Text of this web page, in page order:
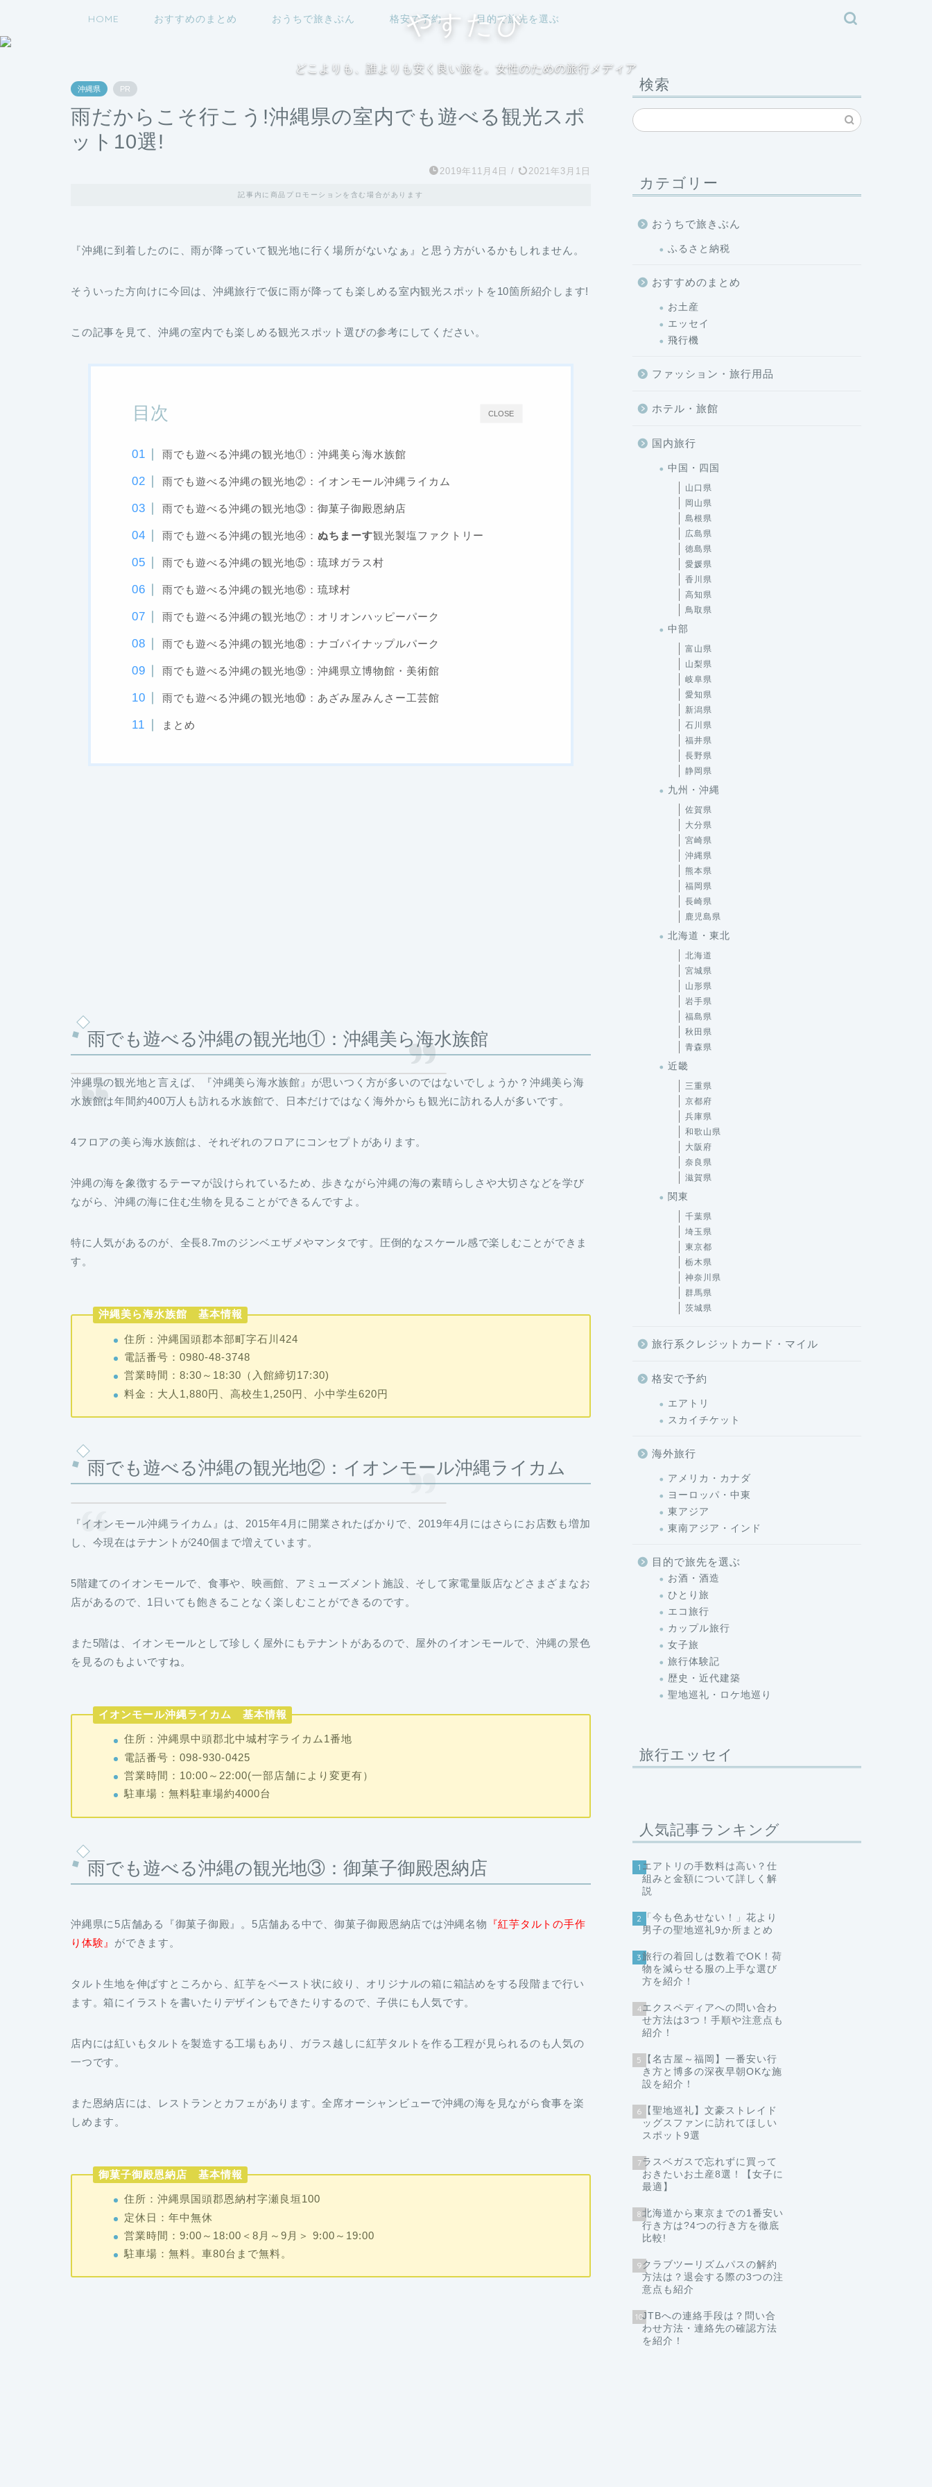
HOME おすすめのまとめ おうちで旅きぶん 格安で予約 目的で旅先を選ぶ
やすたび
どこよりも、誰よりも安く良い旅を。女性のための旅行メディア
沖縄県 PR
雨だからこそ行こう!沖縄県の室内でも遊べる観光スポ
ット10選!
2019年11月4日 / 2021年3月1日
記事内に商品プロモーションを含む場合があります
『沖縄に到着したのに、雨が降っていて観光地に行く場所がないなぁ』と思う方がいるかもしれません。
そういった方向けに今回は、沖縄旅行で仮に雨が降っても楽しめる室内観光スポットを10箇所紹介します!
この記事を見て、沖縄の室内でも楽しめる観光スポット選びの参考にしてください。
CLOSE
目次
雨でも遊べる沖縄の観光地①：沖縄美ら海水族館
雨でも遊べる沖縄の観光地②：イオンモール沖縄ライカム
雨でも遊べる沖縄の観光地③：御菓子御殿恩納店
雨でも遊べる沖縄の観光地④： ぬちまーす観光製塩ファクトリー
雨でも遊べる沖縄の観光地⑤：琉球ガラス村
雨でも遊べる沖縄の観光地⑥：琉球村
雨でも遊べる沖縄の観光地⑦：オリオンハッピーパーク
雨でも遊べる沖縄の観光地⑧：ナゴパイナップルパーク
雨でも遊べる沖縄の観光地⑨：沖縄県立博物館・美術館
雨でも遊べる沖縄の観光地⑩：あざみ屋みんさー工芸館
まとめ
雨でも遊べる沖縄の観光地①：沖縄美ら海水族館
沖縄県の観光地と言えば、 『沖縄美ら海水族館』 が思いつく方が多いのではないでしょうか？沖縄美ら海
水族館は年間約400万人も訪れる水族館で、日本だけではなく海外からも観光に訪れる人が多いです。
4フロアの美ら海水族館は、それぞれのフロアにコンセプトがあります。
沖縄の海を象徴するテーマが設けられているため、歩きながら沖縄の海の素晴らしさや大切さなどを学び
ながら、沖縄の海に住む生物を見ることができるんですよ。
特に人気があるのが、全長8.7mのジンベエザメやマンタです。圧倒的なスケール感で楽しむことができま
す。
沖縄美ら海水族館 基本情報
住所：沖縄国頭郡本部町字石川424
電話番号：0980-48-3748
営業時間：8:30～18:30（入館締切17:30)
料金：大人1,880円、高校生1,250円、小中学生620円
雨でも遊べる沖縄の観光地②：イオンモール沖縄ライカム
『イオンモール沖縄ライカム 』は、2015年4月に開業されたばかりで、2019年4月にはさらにお店数も増加
し、今現在はテナントが240個まで増えています。
5階建てのイオンモールで、食事や、映画館、アミューズメント施設、そして家電量販店などさまざまなお
店があるので、1日いても飽きることなく楽しむことができるのです。
また5階は、イオンモールとして珍しく屋外にもテナントがあるので、屋外のイオンモールで、沖縄の景色
を見るのもよいですね。
イオンモール沖縄ライカム 基本情報
住所：沖縄県中頭郡北中城村字ライカム1番地
電話番号：098-930-0425
営業時間：10:00～22:00(一部店舗により変更有）
駐車場：無料駐車場約4000台
雨でも遊べる沖縄の観光地③：御菓子御殿恩納店
沖縄県に5店舗ある 『御菓子御殿』 。5店舗ある中で、御菓子御殿恩納店では沖縄名物 『紅芋タルトの手作
り体験』 ができます。
タルト生地を伸ばすところから、紅芋をペースト状に絞り、オリジナルの箱に箱詰めをする段階まで行い
ます。箱にイラストを書いたりデザインもできたりするので、子供にも人気です。
店内には紅いもタルトを製造する工場もあり、ガラス越しに紅芋タルトを作る工程が見られるのも人気の
一つです。
また恩納店には、レストランとカフェがあります。全席オーシャンビューで沖縄の海を見ながら食事を楽
しめます。
御菓子御殿恩納店 基本情報
住所：沖縄県国頭郡恩納村字瀬良垣100
定休日：年中無休
営業時間：9:00～18:00＜8月～9月＞ 9:00～19:00
駐車場：無料。車80台まで無料。
検索
カテゴリー
おうちで旅きぶん
ふるさと納税
おすすめのまとめ
お土産
エッセイ
飛行機
ファッション・旅行用品
ホテル・旅館
国内旅行
中国・四国
山口県
岡山県
島根県
広島県
徳島県
愛媛県
香川県
高知県
鳥取県
中部
富山県
山梨県
岐阜県
愛知県
新潟県
石川県
福井県
長野県
静岡県
九州・沖縄
佐賀県
大分県
宮崎県
沖縄県
熊本県
福岡県
長崎県
鹿児島県
北海道・東北
北海道
宮城県
山形県
岩手県
福島県
秋田県
青森県
近畿
三重県
京都府
兵庫県
和歌山県
大阪府
奈良県
滋賀県
関東
千葉県
埼玉県
東京都
栃木県
神奈川県
群馬県
茨城県
旅行系クレジットカード・マイル
格安で予約
エアトリ
スカイチケット
海外旅行
アメリカ・カナダ
ヨーロッパ・中東
東アジア
東南アジア・インド
目的で旅先を選ぶ
お酒・酒造
ひとり旅
エコ旅行
カップル旅行
女子旅
旅行体験記
歴史・近代建築
聖地巡礼・ロケ地巡り
旅行エッセイ
人気記事ランキング
1 エアトリの手数料は高い？仕
組みと金額について詳しく解
説
2 「今も色あせない！」花より
男子の聖地巡礼9か所まとめ
3旅行の着回しは数着でOK！荷
物を減らせる服の上手な選び
方を紹介！
4エクスペディアへの問い合わ
せ方法は3つ！手順や注意点も
紹介！
5 【名古屋～福岡】一番安い行
き方と博多の深夜早朝OKな施
設を紹介！
6 【聖地巡礼】文豪ストレイド
ッグスファンに訪れてほしい
スポット9選
7ラスベガスで忘れずに買って
おきたいお土産8選！【女子に
最適】
8北海道から東京までの1番安い
行き方は?4つの行き方を徹底
比較!
9 クラブツーリズムパスの解約
方法は？退会する際の3つの注
意点も紹介
10JTBへの連絡手段は？問い合
わせ方法・連絡先の確認方法
を紹介！